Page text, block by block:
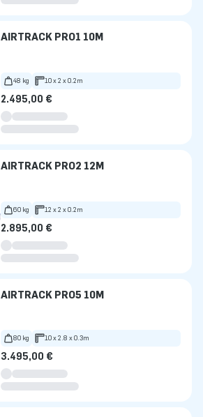
AIRTRACK PRO1 10M
48 kg 10 x 2 x 0.2m
2.495,00 €
AIRTRACK PRO2 12M
60 kg 12 x 2 x 0.2m
2.895,00 €
AIRTRACK PRO5 10M
80 kg 10 x 2.8 x 0.3m
3.495,00 €